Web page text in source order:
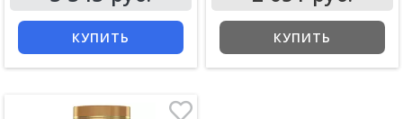
КУПИТЬ КУПИТЬ